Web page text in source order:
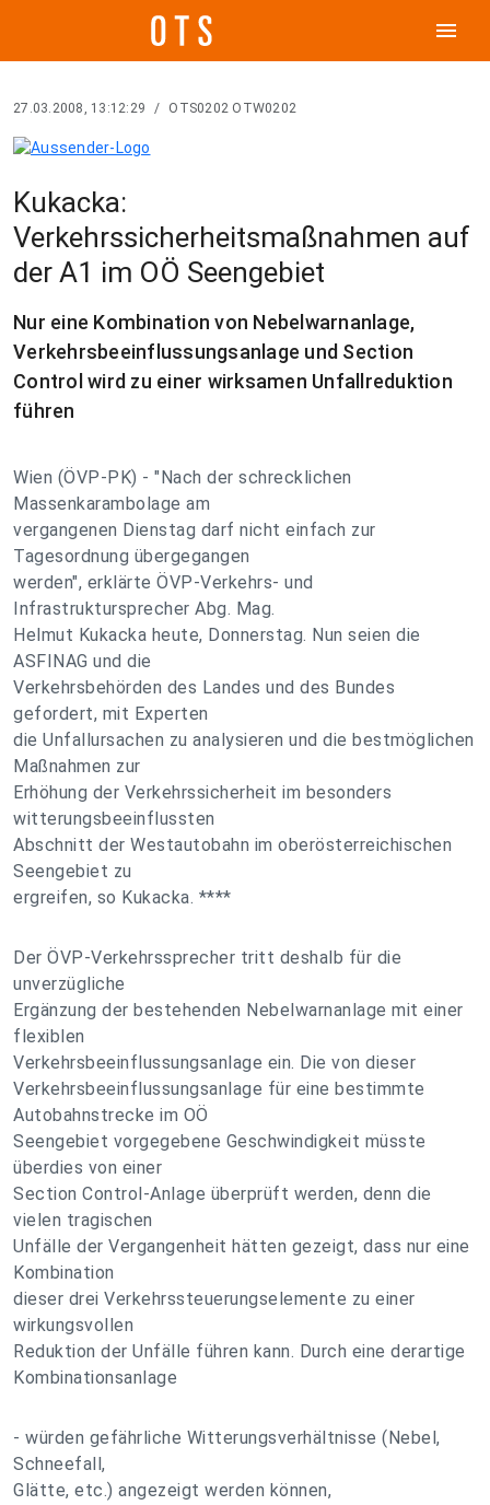
menu
27.03.2008, 13:12:29 / OTS0202 OTW0202
Kukacka:
Verkehrssicherheitsmaßnahmen auf
der A1 im OÖ Seengebiet
Nur eine Kombination von Nebelwarnanlage,
Verkehrsbeeinflussungsanlage und Section
Control wird zu einer wirksamen Unfallreduktion
führen
Wien (ÖVP-PK) - "Nach der schrecklichen
Massenkarambolage am
vergangenen Dienstag darf nicht einfach zur
Tagesordnung übergegangen
werden", erklärte ÖVP-Verkehrs- und
Infrastruktursprecher Abg. Mag.
Helmut Kukacka heute, Donnerstag. Nun seien die
ASFINAG und die
Verkehrsbehörden des Landes und des Bundes
gefordert, mit Experten
die Unfallursachen zu analysieren und die bestmöglichen
Maßnahmen zur
Erhöhung der Verkehrssicherheit im besonders
witterungsbeeinflussten
Abschnitt der Westautobahn im oberösterreichischen
Seengebiet zu
ergreifen, so Kukacka. ****
Der ÖVP-Verkehrssprecher tritt deshalb für die
unverzügliche
Ergänzung der bestehenden Nebelwarnanlage mit einer
flexiblen
Verkehrsbeeinflussungsanlage ein. Die von dieser
Verkehrsbeeinflussungsanlage für eine bestimmte
Autobahnstrecke im OÖ
Seengebiet vorgegebene Geschwindigkeit müsste
überdies von einer
Section Control-Anlage überprüft werden, denn die
vielen tragischen
Unfälle der Vergangenheit hätten gezeigt, dass nur eine
Kombination
dieser drei Verkehrssteuerungselemente zu einer
wirkungsvollen
Reduktion der Unfälle führen kann. Durch eine derartige
Kombinationsanlage
- würden gefährliche Witterungsverhältnisse (Nebel,
Schneefall,
Glätte, etc.) angezeigt werden können,